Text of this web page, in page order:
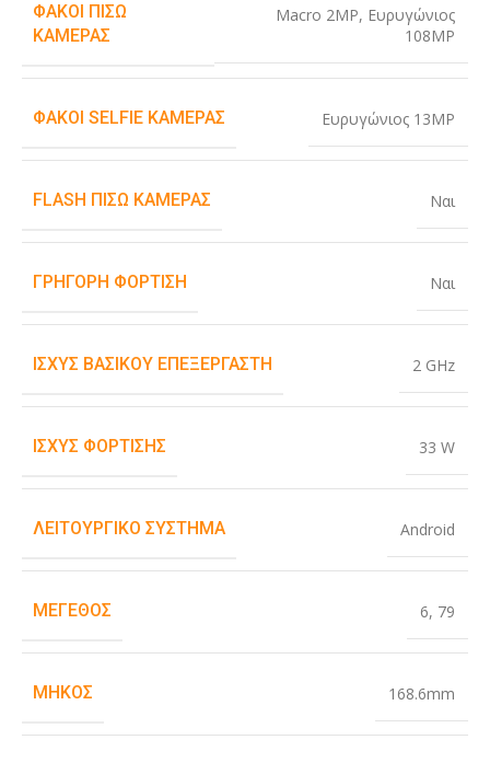
ΦΑΚΟΊ ΠΊΣΩ
ΚΆΜΕΡΑΣ
Macro 2MP, Ευρυγώνιος
108MP
ΦΑΚΟΊ SELFIE ΚΆΜΕΡΑΣ Ευρυγώνιος 13MP
FLASH ΠΊΣΩ ΚΆΜΕΡΑΣ Ναι
ΓΡΉΓΟΡΗ ΦΌΡΤΙΣΗ Ναι
ΙΣΧΎΣ ΒΑΣΙΚΟΎ ΕΠΕΞΕΡΓΑΣΤΉ 2 GHz
ΙΣΧΎΣ ΦΌΡΤΙΣΗΣ 33 W
ΛΕΙΤΟΥΡΓΙΚΌ ΣΎΣΤΗΜΑ Android
ΜΈΓΕΘΟΣ 6, 79
ΜΉΚΟΣ 168.6mm